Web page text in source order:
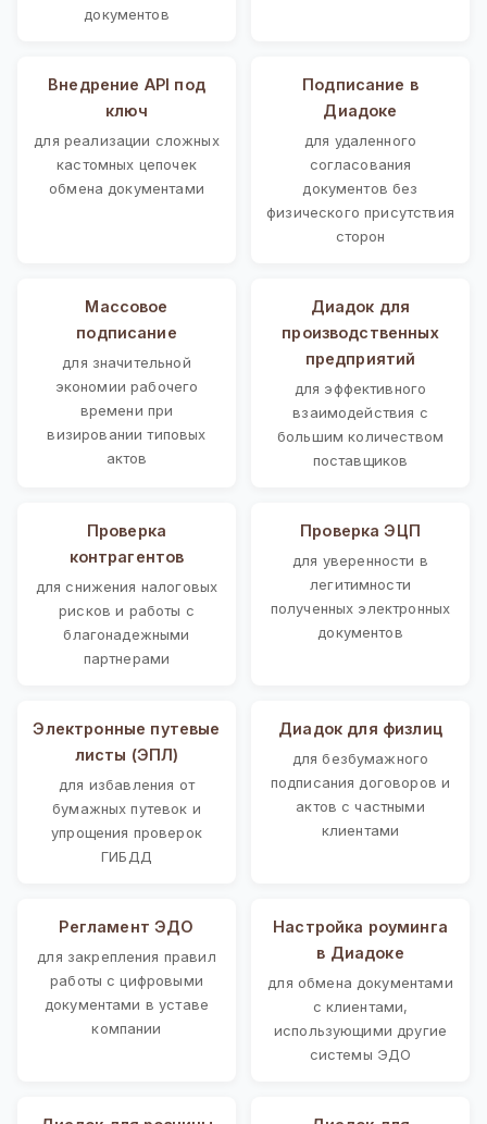
документов
Внедрение API под
ключ
для реализации сложных
кастомных цепочек
обмена документами
Подписание в
Диадоке
для удаленного
согласования
документов без
физического присутствия
сторон
Массовое
подписание
для значительной
экономии рабочего
времени при
визировании типовых
актов
Диадок для
производственных
предприятий
для эффективного
взаимодействия с
большим количеством
поставщиков
Проверка
контрагентов
для снижения налоговых
рисков и работы с
благонадежными
партнерами
Проверка ЭЦП
для уверенности в
легитимности
полученных электронных
документов
Электронные путевые
листы (ЭПЛ)
для избавления от
бумажных путевок и
упрощения проверок
ГИБДД
Диадок для физлиц
для безбумажного
подписания договоров и
актов с частными
клиентами
Регламент ЭДО
для закрепления правил
работы с цифровыми
документами в уставе
компании
Настройка роуминга
в Диадоке
для обмена документами
с клиентами,
использующими другие
системы ЭДО